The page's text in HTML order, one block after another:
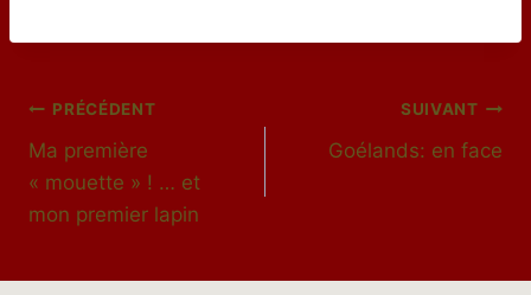
Navigation
de
l’article
PRÉCÉDENT
Ma première
« mouette » ! … et
mon premier lapin
SUIVANT
Goélands: en face